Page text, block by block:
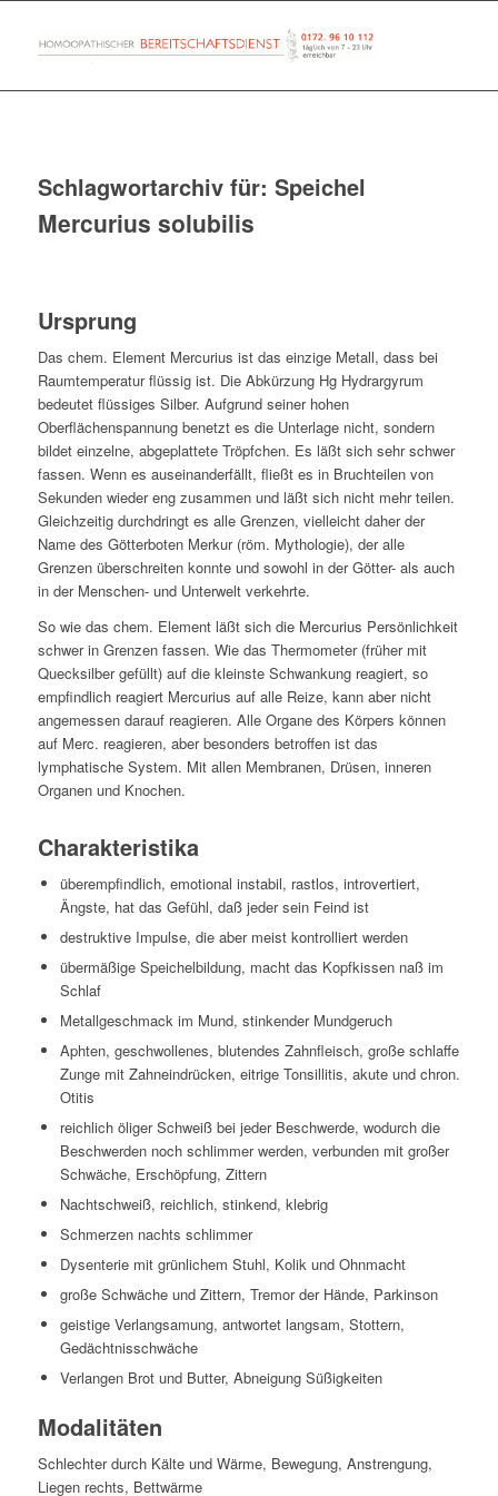
Schlagwortarchiv für: Speichel
Mercurius solubilis
Ursprung
Das chem. Element Mercurius ist das einzige Metall, dass bei
Raumtemperatur flüssig ist. Die Abkürzung Hg Hydrargyrum
bedeutet flüssiges Silber. Aufgrund seiner hohen
Oberflächenspannung benetzt es die Unterlage nicht, sondern
bildet einzelne, abgeplattete Tröpfchen. Es läßt sich sehr schwer
fassen. Wenn es auseinanderfällt, fließt es in Bruchteilen von
Sekunden wieder eng zusammen und läßt sich nicht mehr teilen.
Gleichzeitig durchdringt es alle Grenzen, vielleicht daher der
Name des Götterboten Merkur (röm. Mythologie), der alle
Grenzen überschreiten konnte und sowohl in der Götter- als auch
in der Menschen- und Unterwelt verkehrte.
So wie das chem. Element läßt sich die Mercurius Persönlichkeit
schwer in Grenzen fassen. Wie das Thermometer (früher mit
Quecksilber gefüllt) auf die kleinste Schwankung reagiert, so
empfindlich reagiert Mercurius auf alle Reize, kann aber nicht
angemessen darauf reagieren. Alle Organe des Körpers können
auf Merc. reagieren, aber besonders betroffen ist das
lymphatische System. Mit allen Membranen, Drüsen, inneren
Organen und Knochen.
Charakteristika
überempfindlich, emotional instabil, rastlos, introvertiert,
Ängste, hat das Gefühl, daß jeder sein Feind ist
destruktive Impulse, die aber meist kontrolliert werden
übermäßige Speichelbildung, macht das Kopfkissen naß im
Schlaf
Metallgeschmack im Mund, stinkender Mundgeruch
Aphten, geschwollenes, blutendes Zahnfleisch, große schlaffe
Zunge mit Zahneindrücken, eitrige Tonsillitis, akute und chron.
Otitis
reichlich öliger Schweiß bei jeder Beschwerde, wodurch die
Beschwerden noch schlimmer werden, verbunden mit großer
Schwäche, Erschöpfung, Zittern
Nachtschweiß, reichlich, stinkend, klebrig
Schmerzen nachts schlimmer
Dysenterie mit grünlichem Stuhl, Kolik und Ohnmacht
große Schwäche und Zittern, Tremor der Hände, Parkinson
geistige Verlangsamung, antwortet langsam, Stottern,
Gedächtnisschwäche
Verlangen Brot und Butter, Abneigung Süßigkeiten
Modalitäten
Schlechter durch Kälte und Wärme, Bewegung, Anstrengung,
Liegen rechts, Bettwärme